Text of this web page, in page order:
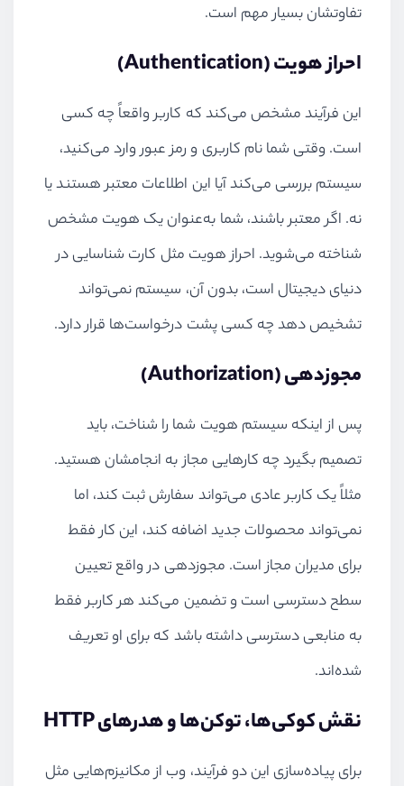
تفاوتشان بسیار مهم است.
احراز هویت (Authentication)
این فرآیند مشخص می‌کند که کاربر واقعاً چه کسی
است. وقتی شما نام کاربری و رمز عبور وارد می‌کنید،
سیستم بررسی می‌کند آیا این اطلاعات معتبر هستند یا
نه. اگر معتبر باشند، شما به‌عنوان یک هویت مشخص
شناخته می‌شوید. احراز هویت مثل کارت شناسایی در
دنیای دیجیتال است، بدون آن، سیستم نمی‌تواند
تشخیص دهد چه کسی پشت درخواست‌ها قرار دارد.
مجوزدهی (Authorization)
پس از اینکه سیستم هویت شما را شناخت، باید
تصمیم بگیرد چه کارهایی مجاز به انجامشان هستید.
مثلاً یک کاربر عادی می‌تواند سفارش ثبت کند، اما
نمی‌تواند محصولات جدید اضافه کند، این کار فقط
برای مدیران مجاز است. مجوزدهی در واقع تعیین
سطح دسترسی است و تضمین می‌کند هر کاربر فقط
به منابعی دسترسی داشته باشد که برای او تعریف
شده‌اند.
نقش کوکی‌ها، توکن‌ها و هدرهای HTTP
برای پیاده‌سازی این دو فرآیند، وب از مکانیزم‌هایی مثل